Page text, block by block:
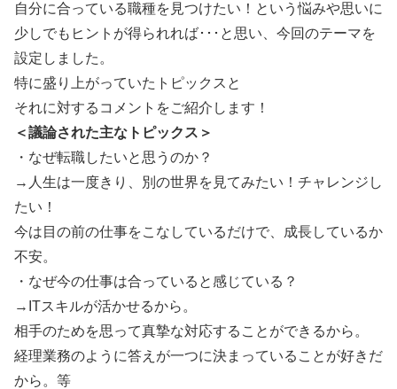
自分に合っている職種を見つけたい！という悩みや思いに
少しでもヒントが得られれば･･･と思い、今回のテーマを
設定しました。
特に盛り上がっていたトピックスと
それに対するコメントをご紹介します！
＜議論された主なトピックス＞
・なぜ転職したいと思うのか？
→人生は一度きり、別の世界を見てみたい！チャレンジし
たい！
今は目の前の仕事をこなしているだけで、成長しているか
不安。
・なぜ今の仕事は合っていると感じている？
→ITスキルが活かせるから。
相手のためを思って真摯な対応することができるから。
経理業務のように答えが一つに決まっていることが好きだ
から。等